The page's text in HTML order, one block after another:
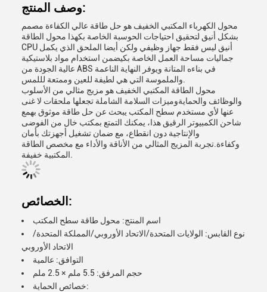
وصف المنتج:
محول الكهرباء المكتبي الخفيف هو حل طاقة عالي الكفاءة مصمم
بشكل أنيق لتحقيق احتياجات الحوسبة الخاصة بكهذا محول الطاقة
CPU أنيق ليس فقط جهاز وظيفي ولكن أيضا الملحق الذي يكمل
جماليات مساحة العمل الخاصة بكيضمن استخدام مواد بلاستيكية
عالية الجودة من ABS في بناءه المتانة ويوفر النهاية الناعمة
محول الطاقة المكتبي الخفيف هو مزيج مثالي من الأسلوب
والوظائف والحمايةوميزات السلامة الشاملة تجعلها ملحقات لا غنى
عنها لأي مستخدم سطح المكتب يبحث عن حل طاقة موثوق بهمع
شاحن الكمبيوتر الرقيق هذا، يمكنك التمتع بمكتب خال من الفوضى
والإنتاجية دون انقطاع، مع ضمان تشغيل أجهزتك بأمان
وكفاءة.تجربة المزيج المثالي من الأناقة والأداء مع مخصص الطاقة
الخصائص:
اسم المنتج: محول طاقة سطح المكتب
نوع القابس: الولايات المتحدة/الاتحاد الأوروبي/المملكة المتحدة/
الاتحاد الأوروبي
التوافق: عالمية
حجم المرفق: 5.5 ملم × 2.5 ملم
خصائص الحماية: